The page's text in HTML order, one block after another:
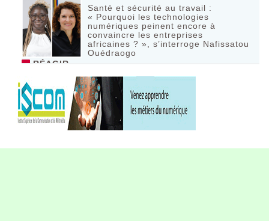
Santé et sécurité au travail :
« Pourquoi les technologies
numériques peinent encore à
convaincre les entreprises
africaines ? », s’interroge Nafissatou
Ouédraogo
RÉAGIR